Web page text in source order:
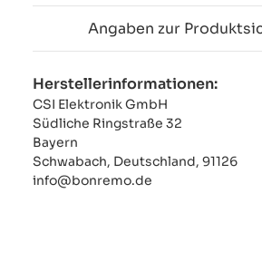
Angaben zur
Herstellerinformationen:
CSI Elektronik GmbH
Südliche Ringstraße 32
Bayern
Schwabach, Deutschland, 91126
info@bonremo.de